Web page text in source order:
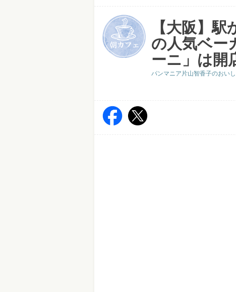
【大阪】
の人気ベー
ーニ」は開
パンマニア片山智香子のおい